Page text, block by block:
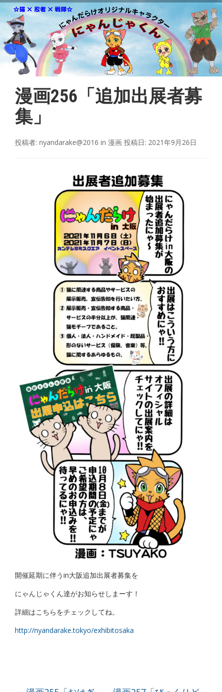
漫画256「追加出展者募
集」
投稿者:nyandarake@2016 in漫画 投稿日: 2021年9月26日
開催延期に伴うin大阪追加出展者募集を
にゃんじゃくん達がお知らせしまーす！
詳細はこちらをチェックしてね。
http://nyandarake.tokyo/exhibitosaka